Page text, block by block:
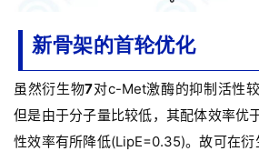
新骨架的首轮优化
虽然衍生物7对c-Met激酶的抑制活性
但是由于分子量比较低，其配体效率优
性效率有所降低(LipE=0.35)。故可在衍